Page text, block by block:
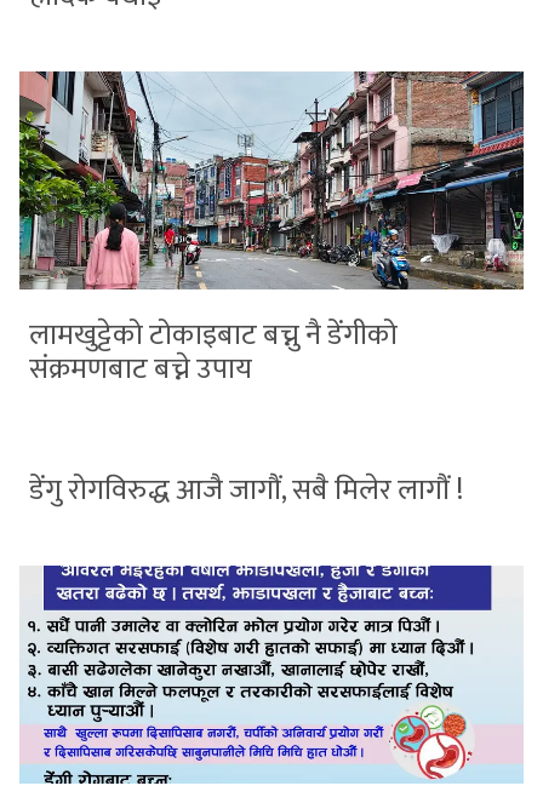
लामखुट्टेको टोकाइबाट बच्नु नै डेंगीको
संक्रमणबाट बच्ने उपाय
डेंगु रोगविरुद्ध आजै जागौं, सबै मिलेर लागौं !